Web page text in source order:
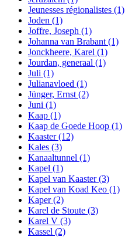
Jeunesses régionalistes (1)
Joden (1)
Joffre, Joseph (1)
Johanna van Brabant (1)
Jonckheere, Karel (1)
Jourdan, generaal (1)
Juli (1)
Julianavloed (1)
Jünger, Ernst (2)
Juni (1)
Kaap (1)
Kaap de Goede Hoop (1)
Kaaster(12)
Kales (3)
Kanaaltunnel (1)
Kapel (1)
Kapel van Kaaster(3)
Kapel van Koad Keo (1)
Kaper(2)
Karel de Stoute (3)
Karel V (3)
Kassel (2)